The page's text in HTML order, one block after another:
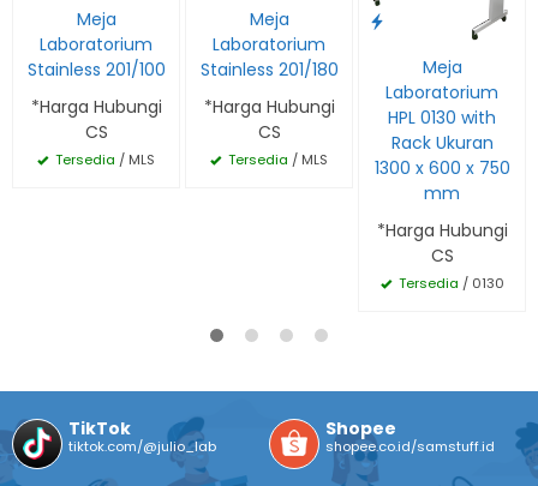
Meja
Laboratorium
Stainless 201/100
*Harga Hubungi
CS
Tersedia / MLS
Meja
Laboratorium
Stainless 201/180
*Harga Hubungi
CS
Tersedia / MLS
Meja
Laboratorium
HPL 0130 with
Rack Ukuran
1300 x 600 x 750
mm
*Harga Hubungi
CS
Tersedia / 0130
TikTok
tiktok.com/@julio_lab
Shopee
shopee.co.id/samstuff.id